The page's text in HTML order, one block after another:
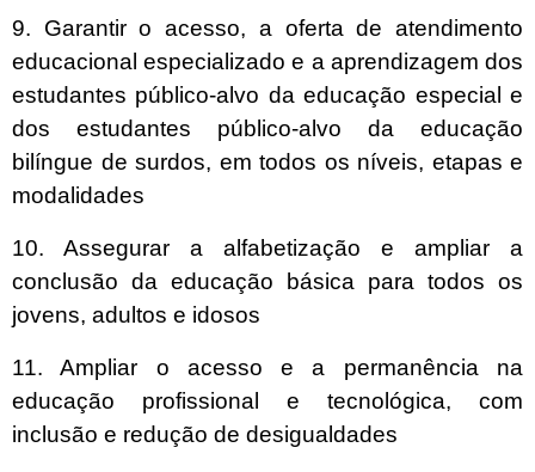
9. Garantir o acesso, a oferta de atendimento
educacional especializado e a aprendizagem dos
estudantes público-alvo da educação especial e
dos estudantes público-alvo da educação
bilíngue de surdos, em todos os níveis, etapas e
modalidades
10. Assegurar a alfabetização e ampliar a
conclusão da educação básica para todos os
jovens, adultos e idosos
11. Ampliar o acesso e a permanência na
educação profissional e tecnológica, com
inclusão e redução de desigualdades